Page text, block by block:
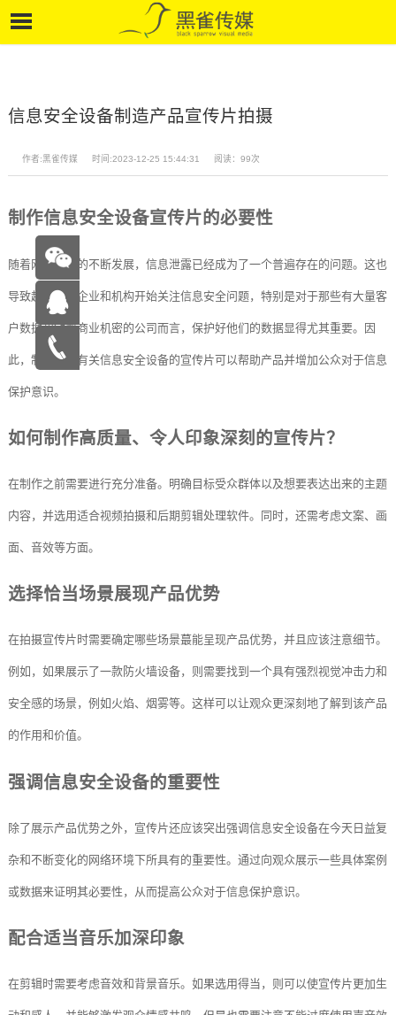
信息安全设备制造产品宣传片拍摄
作者:黑雀传媒 时间:2023-12-25 15:44:31 阅读：99次
制作信息安全设备宣传片的必要性
随着网络技术的不断发展，信息泄露已经成为了一个普遍存在的问题。这也
导致越来越多企业和机构开始关注信息安全问题，特别是对于那些有大量客
户数据和敏感商业机密的公司而言，保护好他们的数据显得尤其重要。因
此，制作一部有关信息安全设备的宣传片可以帮助产品并增加公众对于信息
保护意识。
如何制作高质量、令人印象深刻的宣传片？
在制作之前需要进行充分准备。明确目标受众群体以及想要表达出来的主题
内容，并选用适合视频拍摄和后期剪辑处理软件。同时，还需考虑文案、画
面、音效等方面。
选择恰当场景展现产品优势
在拍摄宣传片时需要确定哪些场景蕞能呈现产品优势，并且应该注意细节。
例如，如果展示了一款防火墙设备，则需要找到一个具有强烈视觉冲击力和
安全感的场景，例如火焰、烟雾等。这样可以让观众更深刻地了解到该产品
的作用和价值。
强调信息安全设备的重要性
除了展示产品优势之外，宣传片还应该突出强调信息安全设备在今天日益复
杂和不断变化的网络环境下所具有的重要性。通过向观众展示一些具体案例
或数据来证明其必要性，从而提高公众对于信息保护意识。
配合适当音乐加深印象
在剪辑时需要考虑音效和背景音乐。如果选用得当，则可以使宣传片更加生
在线咨
询
15262683263